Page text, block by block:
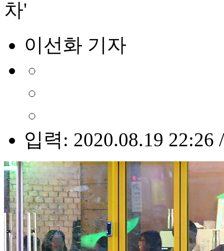
차'
이선화 기자
입력: 2020.08.19 22:26